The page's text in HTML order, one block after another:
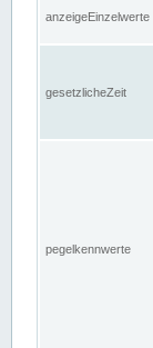
anzeigeEinzelwerte
gesetzlicheZeit
pegelkennwerte